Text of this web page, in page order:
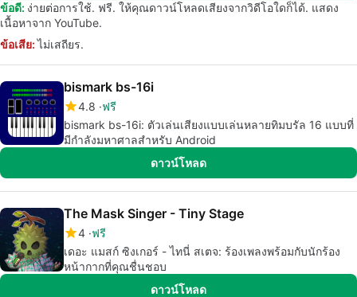
ข้อดี: ง่ายต่อการใช้. ฟรี. ให้คุณดาวน์โหลดเสียงจากวิดีโอใดก็ได้. แสดง
เนื้อหาจาก YouTube.
ข้อเสีย:ไม่เสถียร.
bismark bs-16i
4.8 ฟรี
bismark bs-16i: ตัวเล่นเสียงแบบเล่นหลายทิมบรัล 16 แบบที่
มีกำลังมหาศาลสำหรับ Android
ดาวน์โหลด
The Mask Singer - Tiny Stage
4 ฟรี
เดอะ แมสก์ ซิงเกอร์ - ไทนี่ สเตจ: ร้องเพลงพร้อมกับนักร้อง
หน้ากากที่คุณชื่นชอบ
ดาวน์โหลด